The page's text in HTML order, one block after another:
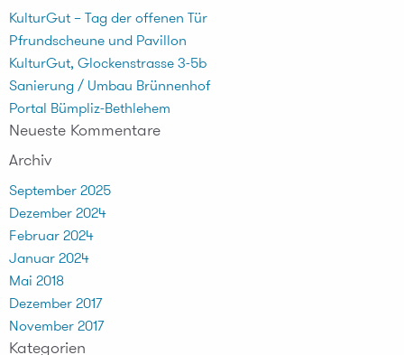
KulturGut – Tag der offenen Tür
Pfrundscheune und Pavillon
KulturGut, Glockenstrasse 3-5b
Sanierung / Umbau Brünnenhof
Portal Bümpliz-Bethlehem
Neueste Kommentare
Archiv
September 2025
Dezember 2024
Februar 2024
Januar 2024
Mai 2018
Dezember 2017
November 2017
Kategorien